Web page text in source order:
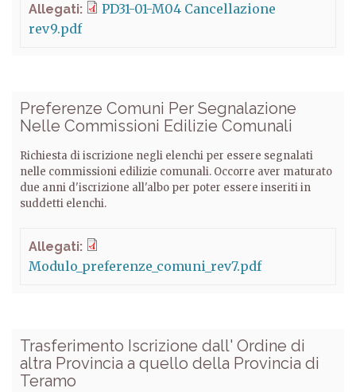
Allegati:
PD31-01-M04 Cancellazione
rev9.pdf
Preferenze Comuni Per Segnalazione
Nelle Commissioni Edilizie Comunali
Richiesta di iscrizione negli elenchi per essere segnalati
nelle commissioni edilizie comunali. Occorre aver maturato
due anni d'iscrizione all'albo per poter essere inseriti in
suddetti elenchi.
Allegati:
Modulo_preferenze_comuni_rev7.pdf
Trasferimento Iscrizione dall' Ordine di
altra Provincia a quello della Provincia di
Teramo